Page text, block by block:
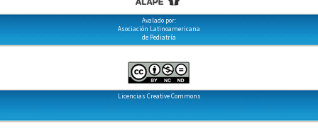
Avalado por:
Asociación Latinoamericana
de Pediatría
Licencias Creative Commons